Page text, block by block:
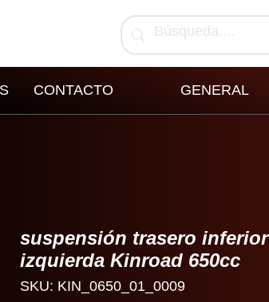
CONTACTO GENERAL
suspensión trasero inferior
izquierda Kinroad 650cc
SKU: KIN_0650_01_0009